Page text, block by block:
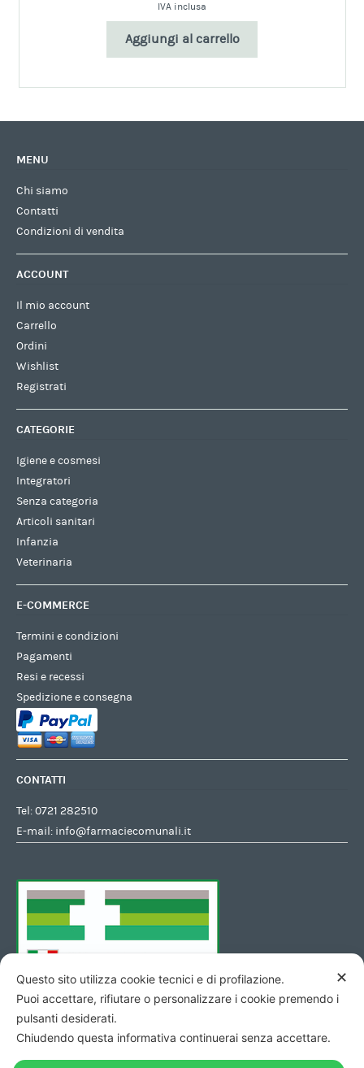
IVA inclusa
Aggiungi al carrello
MENU
Chi siamo
Contatti
Condizioni di vendita
ACCOUNT
Il mio account
Carrello
Ordini
Wishlist
Registrati
CATEGORIE
Igiene e cosmesi
Integratori
Senza categoria
Articoli sanitari
Infanzia
Veterinaria
E-COMMERCE
Termini e condizioni
Pagamenti
Resi e recessi
Spedizione e consegna
CONTATTI
Tel:0721 282510
E-mail: info@farmaciecomunali.it
✕
Questo sito utilizza cookie tecnici e di profilazione.
Puoi accettare, rifiutare o personalizzare i cookie premendo i
pulsanti desiderati.
Chiudendo questa informativa continuerai senza accettare.